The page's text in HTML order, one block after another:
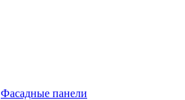
Фасадные панели